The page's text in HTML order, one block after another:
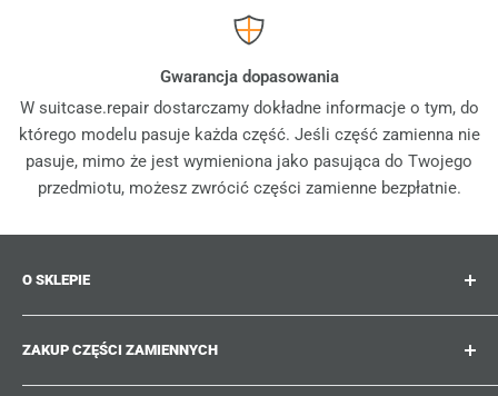
Gwarancja dopasowania
W suitcase.repair dostarczamy dokładne informacje o tym, do
którego modelu pasuje każda część. Jeśli część zamienna nie
pasuje, mimo że jest wymieniona jako pasująca do Twojego
przedmiotu, możesz zwrócić części zamienne bezpłatnie.
O SKLEPIE
zamiennych, akcesoriów i ulepszeń do Twoich
ukochanych walizek, wózków i toreb. W suitcase.repair
ZAKUP CZĘŚCI ZAMIENNYCH